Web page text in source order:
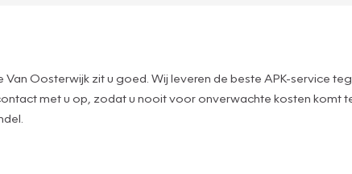
Van Oosterwijk zit u goed. Wij leveren de beste APK-service
met u op, zodat u nooit voor onverwachte kosten komt